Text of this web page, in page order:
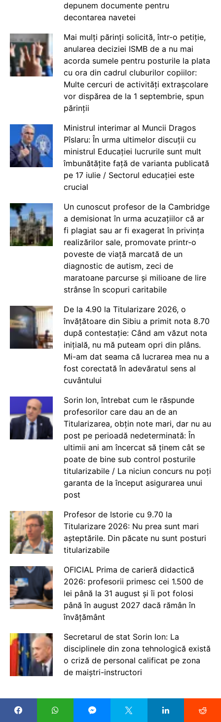
depunem documente pentru
decontarea navetei
Mai mulți părinți solicită, într-o petiție,
anularea deciziei ISMB de a nu mai
acorda sumele pentru posturile la plata
cu ora din cadrul cluburilor copiilor:
Multe cercuri de activități extrașcolare
vor dispărea de la 1 septembrie, spun
părinții
Ministrul interimar al Muncii Dragos
Pîslaru: În urma ultimelor discuții cu
ministrul Educației lucrurile sunt mult
îmbunătățite față de varianta publicată
pe 17 iulie / Sectorul educației este
crucial
Un cunoscut profesor de la Cambridge
a demisionat în urma acuzațiilor că ar
fi plagiat sau ar fi exagerat în privința
realizărilor sale, promovate printr-o
poveste de viață marcată de un
diagnostic de autism, zeci de
maratoane parcurse și milioane de lire
strânse în scopuri caritabile
De la 4.90 la Titularizare 2026, o
învățătoare din Sibiu a primit nota 8.70
după contestație: Când am văzut nota
inițială, nu mă puteam opri din plâns.
Mi-am dat seama că lucrarea mea nu a
fost corectată în adevăratul sens al
cuvântului
Sorin Ion, întrebat cum le răspunde
profesorilor care dau an de an
Titularizarea, obțin note mari, dar nu au
post pe perioadă nedeterminată: În
ultimii ani am încercat să ținem cât se
poate de bine sub control posturile
titularizabile / La niciun concurs nu poți
garanta de la început asigurarea unui
post
Profesor de Istorie cu 9.70 la
Titularizare 2026: Nu prea sunt mari
așteptările. Din păcate nu sunt posturi
titularizabile
OFICIAL Prima de carieră didactică
2026: profesorii primesc cei 1.500 de
lei până la 31 august și îi pot folosi
până în august 2027 dacă rămân în
învățământ
Secretarul de stat Sorin Ion: La
disciplinele din zona tehnologică există
o criză de personal calificat pe zona
de maiștri-instructori
CELE MAI NOI